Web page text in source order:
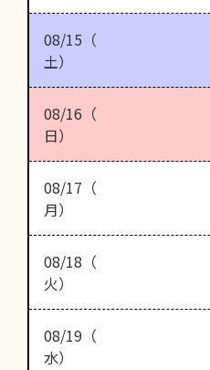
08/15（
土）
08/16（
日）
08/17（
月）
08/18（
火）
08/19（
水）